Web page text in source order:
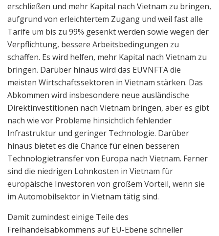
erschließen und mehr Kapital nach Vietnam zu bringen,
aufgrund von erleichtertem Zugang und weil fast alle
Tarife um bis zu 99% gesenkt werden sowie wegen der
Verpflichtung, bessere Arbeitsbedingungen zu
schaffen. Es wird helfen, mehr Kapital nach Vietnam zu
bringen. Darüber hinaus wird das EUVNFTA die
meisten Wirtschaftssektoren in Vietnam stärken. Das
Abkommen wird insbesondere neue ausländische
Direktinvestitionen nach Vietnam bringen, aber es gibt
nach wie vor Probleme hinsichtlich fehlender
Infrastruktur und geringer Technologie. Darüber
hinaus bietet es die Chance für einen besseren
Technologietransfer von Europa nach Vietnam. Ferner
sind die niedrigen Lohnkosten in Vietnam für
europäische Investoren von großem Vorteil, wenn sie
im Automobilsektor in Vietnam tätig sind.
Damit zumindest einige Teile des
Freihandelsabkommens auf EU-Ebene schneller